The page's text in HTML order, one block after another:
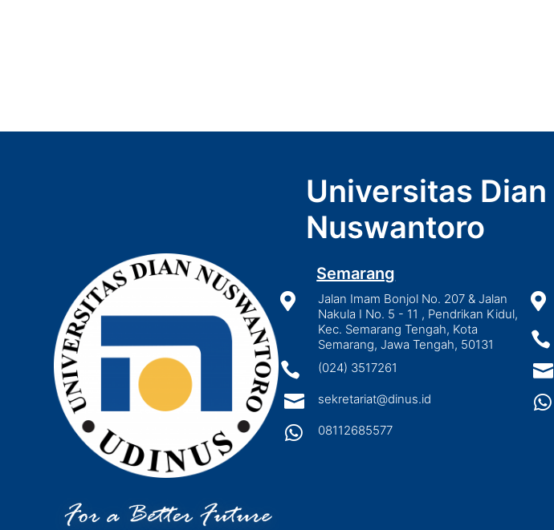
Universitas Dian
Nuswantoro
Semarang

Jalan Imam Bonjol No. 207 & Jalan
Nakula I No. 5 - 11 , Pendrikan Kidul,
Kec. Semarang Tengah, Kota
Semarang, Jawa Tengah, 50131
 (024) 3517261
 sekretariat@dinus.id
 08112685577



